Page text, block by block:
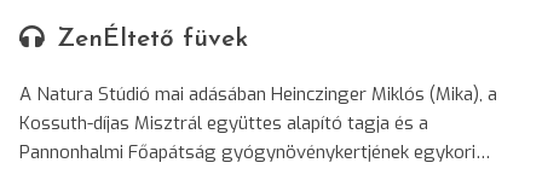
ZenÉltető füvek
A Natura Stúdió mai adásában Heinczinger Miklós (Mika), a
Kossuth-díjas Misztrál együttes alapító tagja és a
Pannonhalmi Főapátság gyógynövénykertjének egykori…